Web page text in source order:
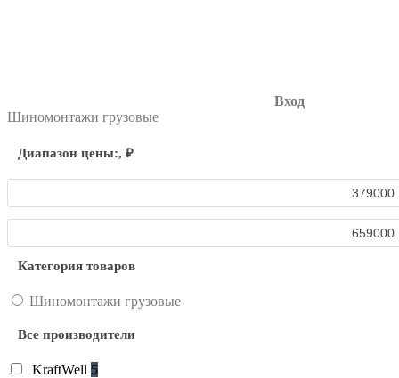
Вход
Шиномонтажи грузовые
Диапазон цены:, ₽
Категория товаров
Шиномонтажи грузовые
Все производители
KraftWell 5